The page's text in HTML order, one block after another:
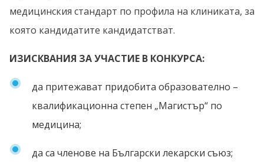
медицинския стандарт по профила на клиниката, за
която кандидатите кандидатстват.
ИЗИСКВАНИЯ ЗА УЧАСТИЕ В КОНКУРСА:
да притежават придобита образователно –
квалификационна степен „Магистър“ по
медицина;
да са членове на Български лекарски съюз;